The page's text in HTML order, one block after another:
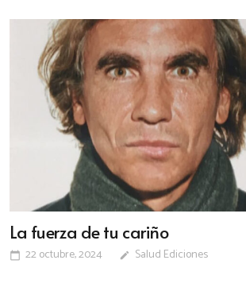
La fuerza de tu cariño
calendar_today 22 octubre, 2024 edit Salud Ediciones